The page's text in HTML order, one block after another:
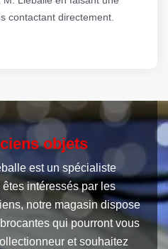
contactant directement.
objets
est un spécialiste
intéressés par les
notre magasin dispose
qui pourront vous
et souhaitez